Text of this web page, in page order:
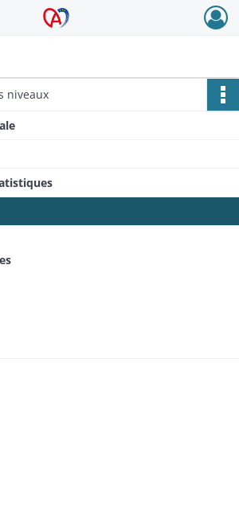
Archives Alsace - Colmar
niveaux